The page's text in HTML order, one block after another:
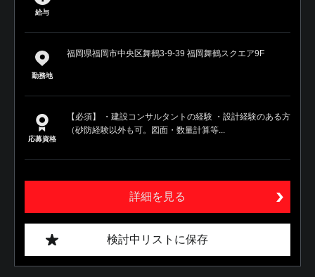
給与
勤務地
福岡県福岡市中央区舞鶴3-9-39 福岡舞鶴スクエア9F
応募資格
【必須】 ・建設コンサルタントの経験 ・設計経験のある方
（砂防経験以外も可。図面・数量計算等...
詳細を見る
検討中リストに保存